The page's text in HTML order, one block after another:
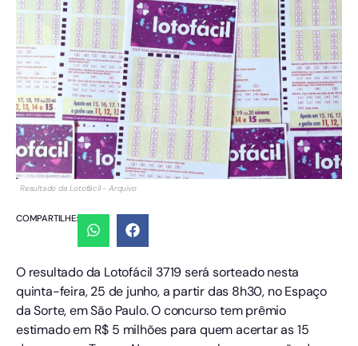
Resultado da Lotofácil - Arquivo
COMPARTILHE:
O resultado da Lotofácil 3719 será sorteado nesta
quinta-feira, 25 de junho, a partir das 8h30, no Espaço
da Sorte, em São Paulo. O concurso tem prêmio
estimado em R$ 5 milhões para quem acertar as 15